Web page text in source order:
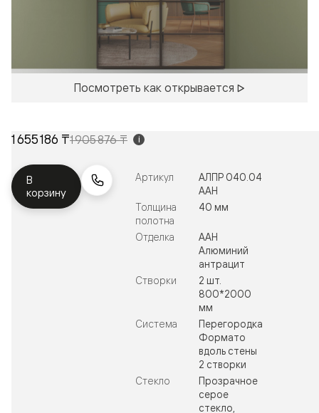
Посмотреть как открывается
1 655 186 ₸1 905 876 ₸ i
В
корзину
Артикул
АЛПР 040.04
ААН
Толщина
полотна
40 мм
Отделка
ААН
Алюминий
антрацит
Створки
2 шт.
800*2000
мм
Система
Перегородка
Формато
вдоль стены
2 створки
Стекло
Прозрачное
серое
стекло,